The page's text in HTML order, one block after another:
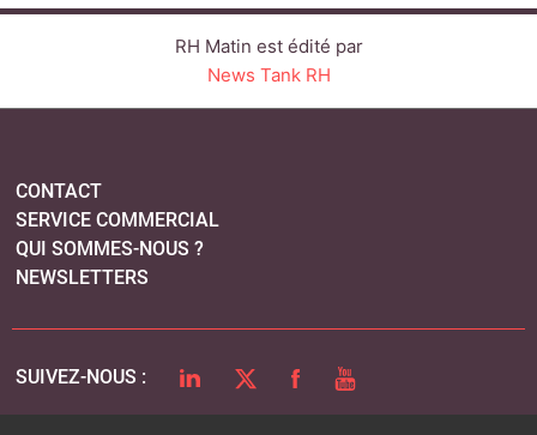
RH Matin est édité par
News Tank RH
CONTACT
SERVICE COMMERCIAL
QUI SOMMES-NOUS ?
NEWSLETTERS
SUIVEZ-NOUS : LINKEDINTWITTERFACEBOOK
YOUTUBE